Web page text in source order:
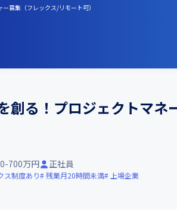
募集（フレックス/リモート可）
創る！プロジェクトマネ
700万円 正社員
ス制度あり 残業月20時間未満 上場企業